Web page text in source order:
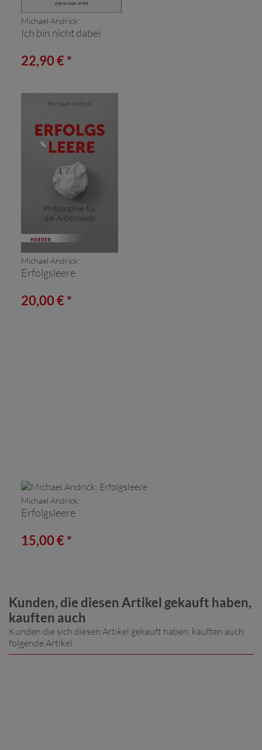
Michael Andrick:
Ich bin nicht dabei
22,90 € *
Michael Andrick:
Erfolgsleere
20,00 € *
Michael Andrick:
Erfolgsleere
15,00 € *
Kunden, die diesen Artikel gekauft haben,
kauften auch
Kunden die sich diesen Artikel gekauft haben, kauften auch
folgende Artikel.